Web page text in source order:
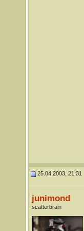
25.04.2003, 21:31
junimond
scatterbrain